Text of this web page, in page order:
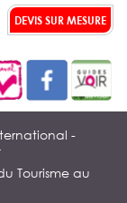
DEVIS SUR MESURE
-
Tourisme au